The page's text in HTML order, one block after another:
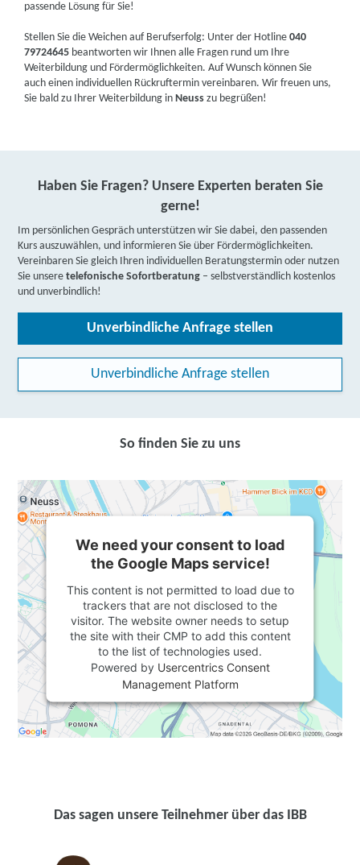
passende Lösung für Sie!
Stellen Sie die Weichen auf Berufserfolg: Unter der Hotline040
79724645 beantworten wir Ihnen alle Fragen rund um Ihre
Weiterbildung und Fördermöglichkeiten. Auf Wunsch können Sie
auch einen individuellen Rückruftermin vereinbaren. Wir freuen uns,
Sie bald zu Ihrer Weiterbildung inNeuss zu begrüßen!
Haben Sie Fragen? Unsere Experten beraten Sie
gerne!
Im persönlichen Gespräch unterstützen wir Sie dabei, den passenden
Kurs auszuwählen, und informieren Sie über Fördermöglichkeiten.
Vereinbaren Sie gleich Ihren individuellen Beratungstermin oder nutzen
Sie unseretelefonische Sofortberatung – selbstverständlich kostenlos
und unverbindlich!
Unverbindliche Anfrage stellen
Unverbindliche Anfrage stellen
So finden Sie zu uns
We need your consent to load
the Google Maps service!
This content is not permitted to load due to
trackers that are not disclosed to the
visitor. The website owner needs to setup
the site with their CMP to add this content
to the list of technologies used.
Powered by Usercentrics Consent
Management Platform
Das sagen unsere Teilnehmer über das IBB